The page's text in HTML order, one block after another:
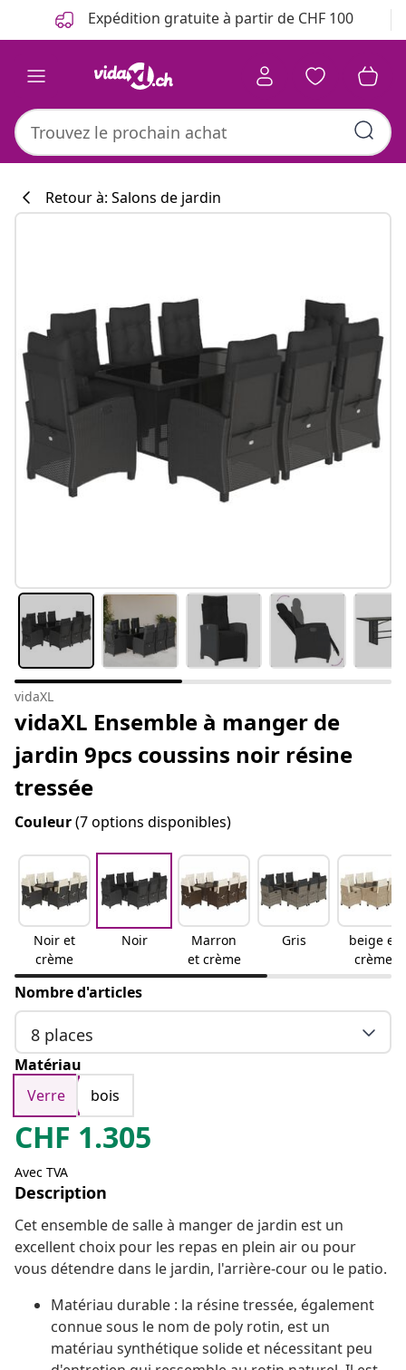
Précédent Expédition gratuite à partir de CHF 100
Retour à: Salons de jardin
vidaXL
vidaXL Ensemble à manger de
jardin 9pcs coussins noir résine
tressée
Couleur(7 options disponibles)
Noir et
crème
Noir
Marron
et crème
Gris
beige et
crème
Nombre d'articles
8 places
Matériau
Verre
bois
CHF 1.305
Avec TVA
Description
Cet ensemble de salle à manger de jardin est un
excellent choix pour les repas en plein air ou pour
vous détendre dans le jardin, l'arrière-cour ou le patio.
Matériau durable : la résine tressée, également
connue sous le nom de poly rotin, est un
matériau synthétique solide et nécessitant peu